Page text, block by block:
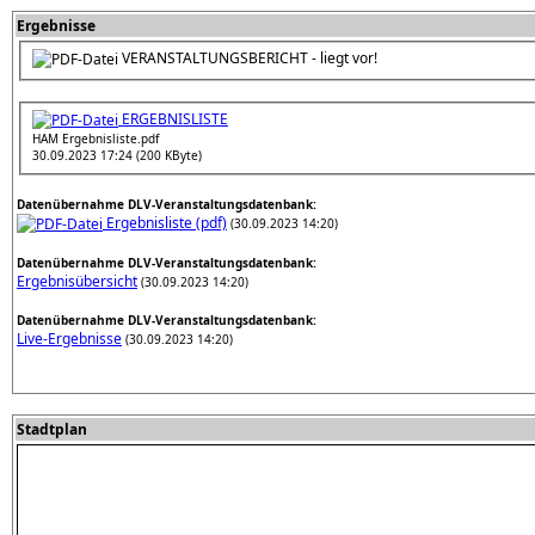
Ergebnisse
VERANSTALTUNGSBERICHT - liegt vor!
ERGEBNISLISTE
HAM Ergebnisliste.pdf
30.09.2023 17:24 (200 KByte)
Datenübernahme DLV-Veranstaltungsdatenbank:
Ergebnisliste (pdf) (30.09.2023 14:20)
Datenübernahme DLV-Veranstaltungsdatenbank:
Ergebnisübersicht (30.09.2023 14:20)
Datenübernahme DLV-Veranstaltungsdatenbank:
Live-Ergebnisse (30.09.2023 14:20)
Stadtplan